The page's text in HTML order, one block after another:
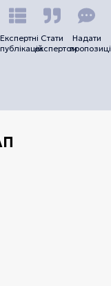
Експертні
публікацій
Стати
експертом
Надати